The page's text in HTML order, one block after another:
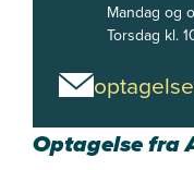
Mandag og
Torsdag kl.
Optagelse fra